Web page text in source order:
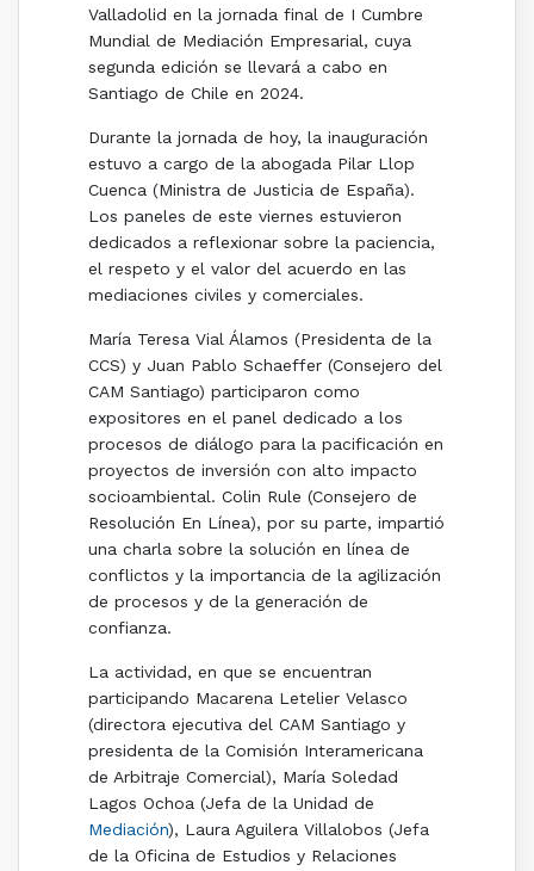
Valladolid en la jornada final de I Cumbre
Mundial de Mediación Empresarial, cuya
segunda edición se llevará a cabo en
Santiago de Chile en 2024.
Durante la jornada de hoy, la inauguración
estuvo a cargo de la abogada Pilar Llop
Cuenca (Ministra de Justicia de España).
Los paneles de este viernes estuvieron
dedicados a reflexionar sobre la paciencia,
el respeto y el valor del acuerdo en las
mediaciones civiles y comerciales.
María Teresa Vial Álamos (Presidenta de la
CCS) y Juan Pablo Schaeffer (Consejero del
CAM Santiago) participaron como
expositores en el panel dedicado a los
procesos de diálogo para la pacificación en
proyectos de inversión con alto impacto
socioambiental. Colin Rule (Consejero de
Resolución En Línea), por su parte, impartió
una charla sobre la solución en línea de
conflictos y la importancia de la agilización
de procesos y de la generación de
confianza.
La actividad, en que se encuentran
participando Macarena Letelier Velasco
(directora ejecutiva del CAM Santiago y
presidenta de la Comisión Interamericana
de Arbitraje Comercial), María Soledad
Lagos Ochoa (Jefa de la Unidad de
Mediación), Laura Aguilera Villalobos (Jefa
de la Oficina de Estudios y Relaciones